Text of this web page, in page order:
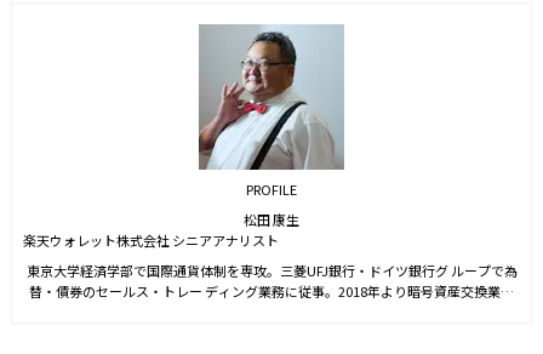
PROFILE
松田 康生
楽天ウォレット株式会社 シニアアナリスト
東京大学経済学部で国際通貨体制を専攻。三菱UFJ銀行・ドイツ銀行グ ループで為
替・債券のセールス・トレー ディング業務に従事。2018年より暗号資産交換業者